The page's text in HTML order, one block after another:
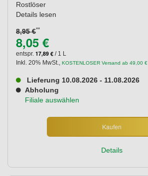
Rostlöser
Details lesen
8,95 €**
8,05 €
entspr. 17,89 € / 1 L
Inkl. 20% MwSt., KOSTENLOSER Versand ab 49,00 €
Lieferung 10.08.2026 - 11.08.2026
Abholung
Filiale auswählen
Kaufen
Details